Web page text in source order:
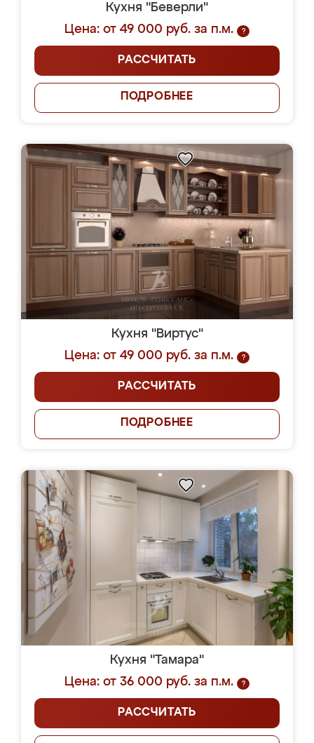
Кухня "Беверли"
Цена: от 49 000 руб. за п.м.
?
РАССЧИТАТЬ
ПОДРОБНЕЕ
Кухня "Виртус"
Цена: от 49 000 руб. за п.м.
?
РАССЧИТАТЬ
ПОДРОБНЕЕ
Кухня "Тамара"
Цена: от 36 000 руб. за п.м.
?
РАССЧИТАТЬ